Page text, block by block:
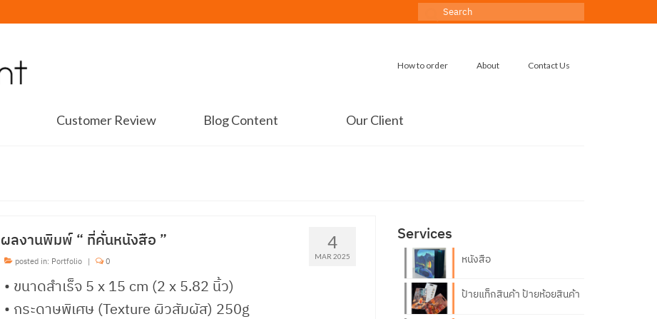
Search
How to order About Contact Us
Customer Review Blog Content Our Client
4
MAR 2025
ผลงานพิมพ์ “ ที่คั่นหนังสือ ”
posted in: Portfolio | 0
• ขนาดสำเร็จ 5 x 15 cm (2 x 5.82 นิ้ว)
• กระดาษพิเศษ (Texture ผิวสัมผัส) 250g
Services
หนังสือ
ป้ายแท็กสินค้า ป้ายห้อยสินค้า